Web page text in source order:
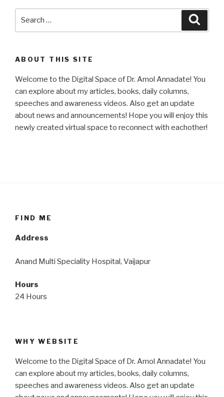
ABOUT THIS SITE
Welcome to the Digital Space of Dr. Amol Annadate! You
can explore about my articles, books, daily columns,
speeches and awareness videos. Also get an update
about news and announcements! Hope you will enjoy this
newly created virtual space to reconnect with eachother!
FIND ME
Address
Anand Multi Speciality Hospital, Vaijapur
Hours
24 Hours
WHY WEBSITE
Welcome to the Digital Space of Dr. Amol Annadate! You
can explore about my articles, books, daily columns,
speeches and awareness videos. Also get an update